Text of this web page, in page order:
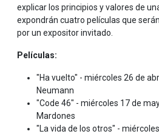
explicar los principios y valores de
expondrán cuatro películas que
por un expositor invitado.
Películas:
"Ha vuelto" - miércoles 26 de
Neumann
"Code 46" - miércoles 17 de
Mardones
"La vida de los otros" -